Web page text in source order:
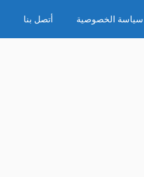
سياسة الخصوصية أتصل بنا